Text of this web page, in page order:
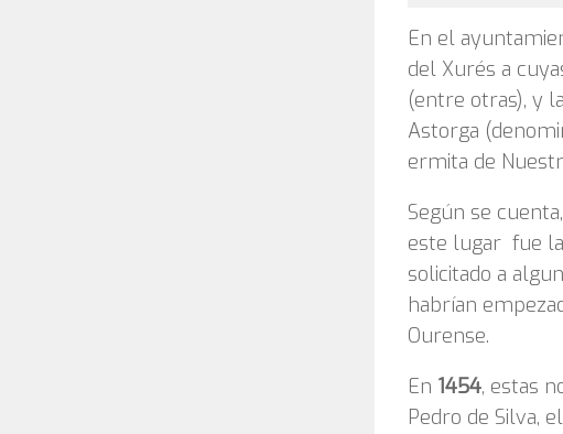
En el
del Xurés a
(entre otras), y
Astorga
ermita de
Según se
este lugar fue
solicitado a
habrían
Ourense.
En 1454, estas
Pedro de Silva,